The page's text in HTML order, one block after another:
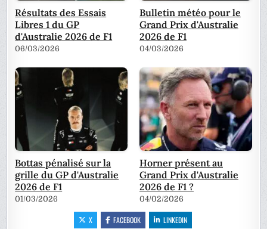
Résultats des Essais
Libres 1 du GP
d'Australie 2026 de F1
06/03/2026
Bulletin météo pour le
Grand Prix d'Australie
2026 de F1
04/03/2026
Bottas pénalisé sur la
grille du GP d'Australie
2026 de F1
01/03/2026
Horner présent au
Grand Prix d'Australie
2026 de F1 ?
04/02/2026
X FACEBOOK LINKEDIN